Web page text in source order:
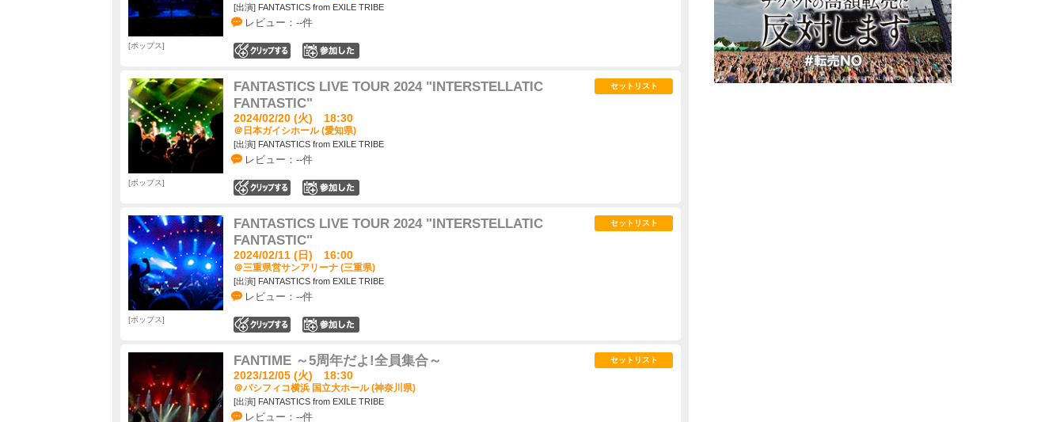
[出演] FANTASTICS from EXILE TRIBE
レビュー：--件
ポップス
FANTASTICS LIVE TOUR 2024 "INTERSTELLATIC
FANTASTIC"
2024/02/20 (火) 18:30
＠日本ガイシホール (愛知県)
[出演] FANTASTICS from EXILE TRIBE
レビュー：--件
セットリスト
ポップス
FANTASTICS LIVE TOUR 2024 "INTERSTELLATIC
FANTASTIC"
2024/02/11 (日) 16:00
＠三重県営サンアリーナ (三重県)
[出演] FANTASTICS from EXILE TRIBE
レビュー：--件
セットリスト
ポップス
FANTIME ～5周年だよ!全員集合～
2023/12/05 (火) 18:30
＠パシフィコ横浜 国立大ホール (神奈川県)
[出演] FANTASTICS from EXILE TRIBE
レビュー：--件
セットリスト